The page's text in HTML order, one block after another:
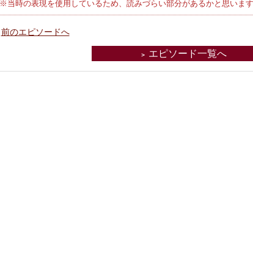
※当時の表現を使用しているため、読みづらい部分があるかと思います
前のエピソードへ
＞ エピソード一覧へ